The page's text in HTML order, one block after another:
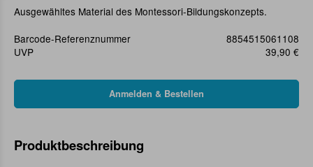
Ausgewähltes Material des Montessori-Bildungskonzepts.
Barcode-Referenznummer
8854515061108
UVP
39,90 €
Produktbeschreibung